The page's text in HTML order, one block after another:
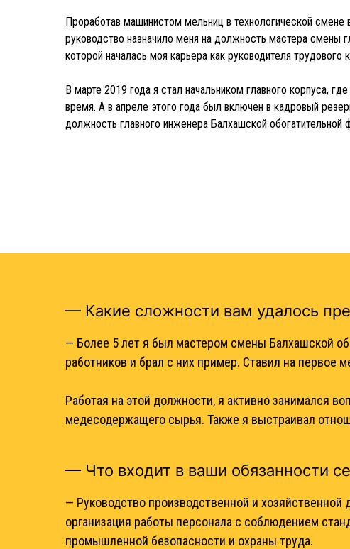
Проработав машинистом мельниц в технологической смене
руководство назначило меня на должность мастера смены
которой началась моя карьера как руководителя трудового
В марте 2019 года я стал начальником главного корпуса,
время. А в апреле этого года был включен в кадровый
должность главного инженера Балхашской обогатительной
— Какие сложности вам удалось
— Более 5 лет я был мастером смены Балхашской
работников и брал с них пример. Ставил на первое
Работая на этой должности, я активно занимался
медесодержащего сырья. Также я выстраивал
— Что входит в ваши обязанности
— Руководство производственной и
организация работы персонала с соблюдением
промышленной безопасности и охраны труда.